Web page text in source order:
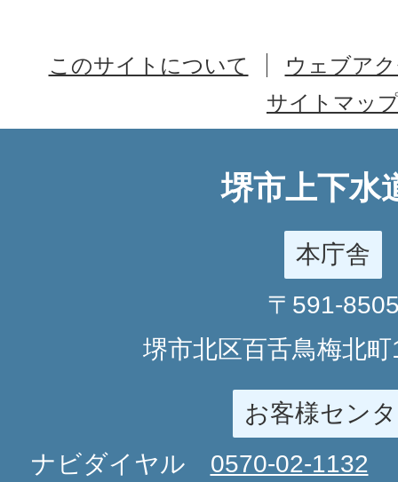
このサイトについて
ウェブア
サイトマッ
堺市上下水
本庁舎
〒591-
堺市北区百舌鳥梅北
お客様セン
ナビダイヤル 0570-02-1132